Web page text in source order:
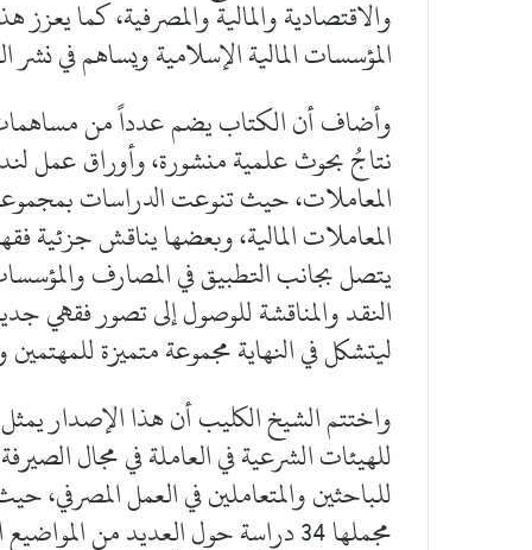
والاقتصادية والمالية والمصرفية، كما
المؤسسات المالية الإسلامية ويساهم في نشر
وأضاف أن الكتاب يضم عدداً من مساهمات
نتاجُ بحوث علمية منشورة، وأوراق عمل
المعاملات، حيث تنوعت الدراسات
المعاملات المالية، وبعضها يناقش
يتصل بجانب التطبيق في المصارف
النقد والمناقشة للوصول إلى تصور فقهي
ليتشكل في النهاية مجموعة متميزة
واختتم الشيخ الكليب أن هذا الإصدار
للهيئات الشرعية في العاملة في مجال
للباحثين والمتعاملين في العمل
مجملها 34 دراسة حول العديد من